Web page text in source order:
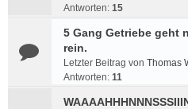
Antworten: 15
5 Gang Getriebe geht
rein.
Letzter Beitrag von Thomas
Antworten: 11